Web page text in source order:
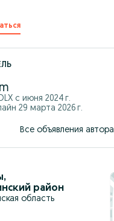
с июня 2024 г.
29 марта 2026 г.
Все объявления автора
,
район
область